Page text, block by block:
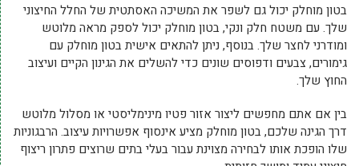
בטון מוחלק יכול גם לשפר את המשיכה האסתטית של החלל החיצוני
שלך. עם משטח חלק ונקי, בטון מוחלק יכול לספק מראה מלוטש
ומודרני לחצר שלך. בנוסף, ניתן להתאים אישית בטון מוחלק עם
גימורים, צבעים ודפוסים שונים כדי להשלים את הגינון הקיים ועיצוב
החוץ שלך.
בין אם אתם מחפשים ליצור אזור פטיו מינימליסטי או מסלול מלוטש
דרך הגינה שלכם, בטון מוחלק מציע אינסוף אפשרויות עיצוב. הרבגוניות
שלו הופכת אותו לבחירה מצוינת עבור בעלי בתים שרוצים פתרון ריצוף